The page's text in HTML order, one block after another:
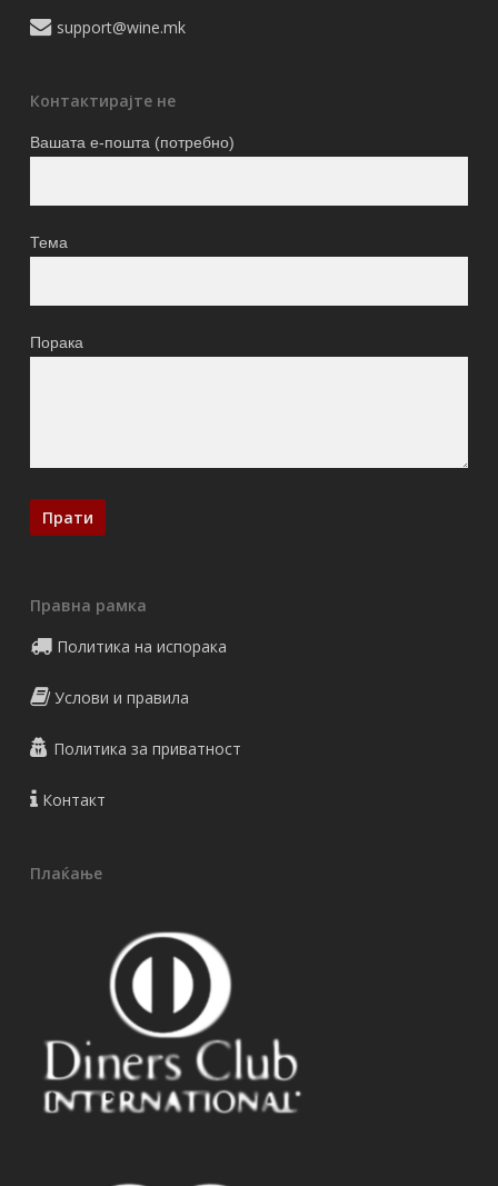
support@wine.mk
Контактирајте не
Вашата е-пошта (потребно)
Тема
Порака
Правна рамка
Политика на испорака
Услови и правила
Политика за приватност
Контакт
Плаќање